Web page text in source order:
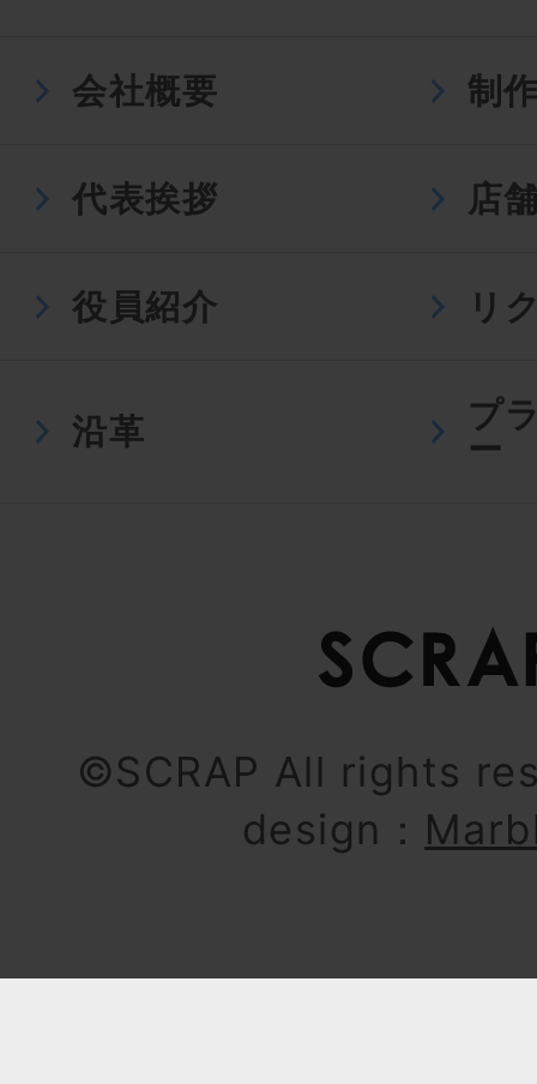
会社概要 制
代表挨拶 店
役員紹介 リ
沿革
プ
ー
©SCRAP All rights
design：